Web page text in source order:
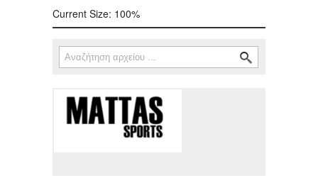
Current Size: 100%
Φόρμα αναζήτησης
Αναζήτηση